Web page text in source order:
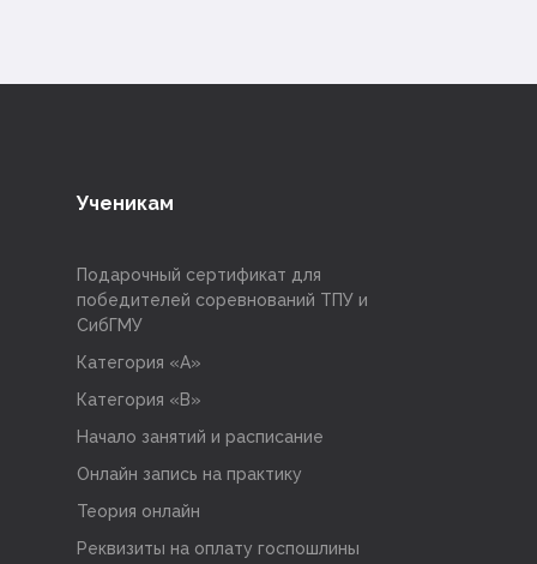
Ученикам
Категория «A»
Категория «B»
Начало занятий и расписание
Онлайн запись на практику
Теория онлайн
Реквизиты на оплату госпошлины
Подарочный сертификат для
победителей соревнований ТПУ и
СибГМУ